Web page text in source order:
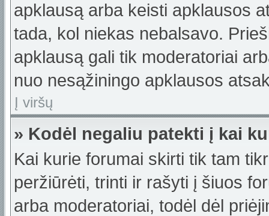
apklausą arba keisti apklausos
tada, kol niekas nebalsavo.
apklausą gali tik moderatoriai
nuo nesąžiningo apklausos
Į viršų
» Kodėl negaliu patekti į kai
Kai kurie forumai skirti tik tam
peržiūrėti, trinti ir rašyti į šiuos
arba moderatoriai, todėl dėl